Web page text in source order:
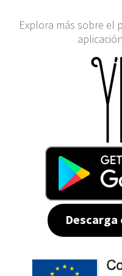
Explora más sobre el
Descarga